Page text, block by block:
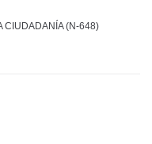
CIUDADANÍA (N-648)